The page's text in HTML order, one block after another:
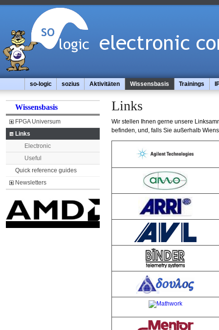
so-logic sozius Aktivitäten Wissensbasis Trainings
Wissensbasis
FPGA Universum
Links
Electronic
Useful
Quick reference guides
Newsletters
Links
Wir stellen Ihnen gerne unsere
befinden, und, falls Sie außerhalb